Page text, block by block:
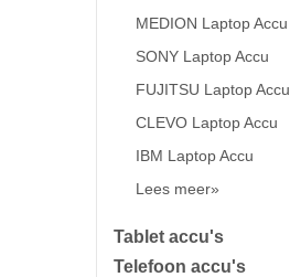
MEDION Laptop Accu
SONY Laptop Accu
FUJITSU Laptop Accu
CLEVO Laptop Accu
IBM Laptop Accu
Lees meer»
Tablet accu's
Telefoon accu's